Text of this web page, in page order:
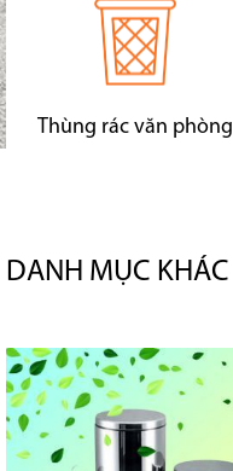
Thùng rác văn phòng
DANH MỤC KHÁC